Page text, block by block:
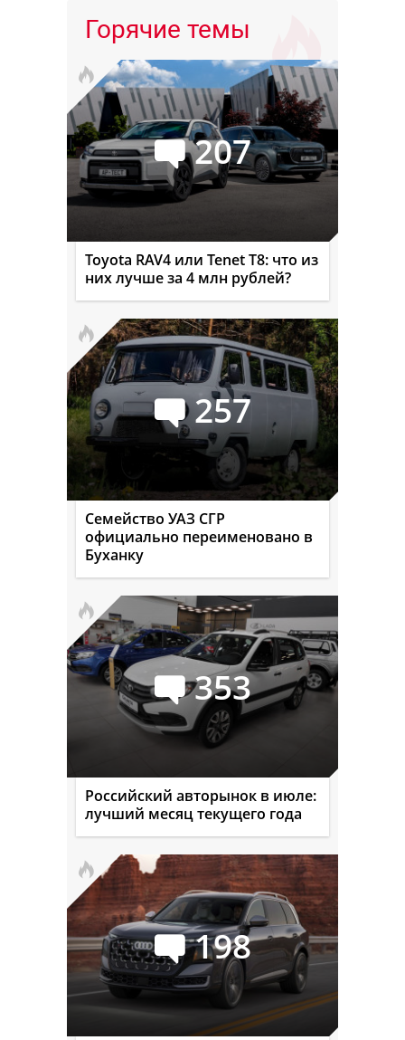
Горячие темы
207
Toyota RAV4 или Tenet T8: что из
них лучше за 4 млн рублей?
257
Семейство УАЗ СГР
официально переименовано в
Буханку
353
Российский авторынок в июле:
лучший месяц текущего года
198